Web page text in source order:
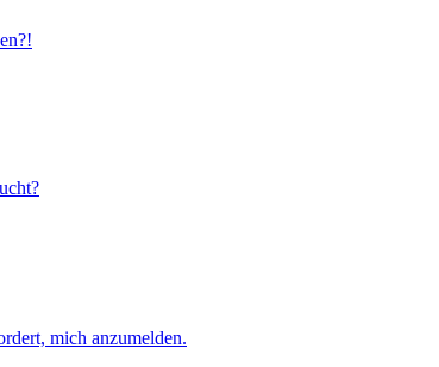
mich anzumelden.